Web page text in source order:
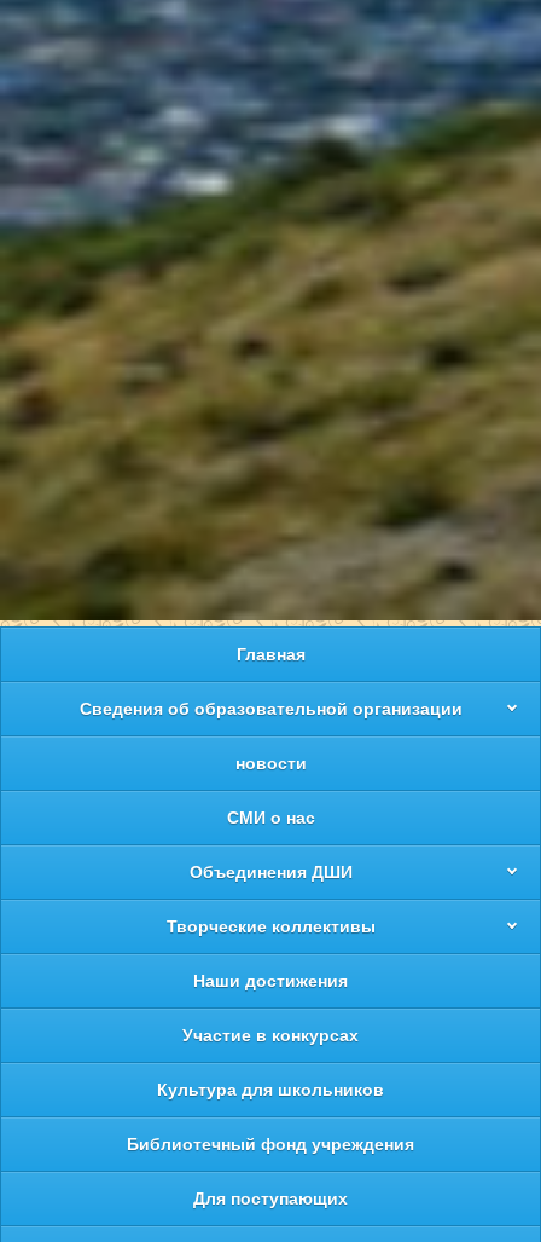
Главная
Сведения об образовательной организации
новости
СМИ о нас
Объединения ДШИ
Творческие коллективы
Наши достижения
Участие в конкурсах
Культура для школьников
Библиотечный фонд учреждения
Для поступающих